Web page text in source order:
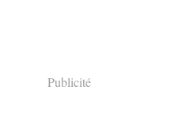
Publicité